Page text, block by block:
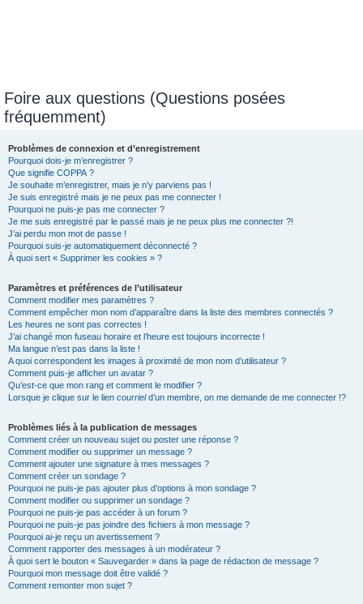
Foire aux questions (Questions posées
fréquemment)
Problèmes de connexion et d’enregistrement
Pourquoi dois-je m’enregistrer ?
Que signifie COPPA ?
Je souhaite m’enregistrer, mais je n’y parviens pas !
Je suis enregistré mais je ne peux pas me connecter !
Pourquoi ne puis-je pas me connecter ?
Je me suis enregistré par le passé mais je ne peux plus me connecter ?!
J’ai perdu mon mot de passe !
Pourquoi suis-je automatiquement déconnecté ?
À quoi sert « Supprimer les cookies » ?
Paramètres et préférences de l’utilisateur
Comment modifier mes paramètres ?
Comment empêcher mon nom d’apparaître dans la liste des membres connectés ?
Les heures ne sont pas correctes !
J’ai changé mon fuseau horaire et l’heure est toujours incorrecte !
Ma langue n’est pas dans la liste !
A quoi correspondent les images à proximité de mon nom d’utilisateur ?
Comment puis-je afficher un avatar ?
Qu’est-ce que mon rang et comment le modifier ?
Lorsque je clique sur le lien courrield’un membre, on me demande de me connecter !?
Problèmes liés à la publication de messages
Comment créer un nouveau sujet ou poster une réponse ?
Comment modifier ou supprimer un message ?
Comment ajouter une signature à mes messages ?
Comment créer un sondage ?
Pourquoi ne puis-je pas ajouter plus d’options à mon sondage ?
Comment modifier ou supprimer un sondage ?
Pourquoi ne puis-je pas accéder à un forum ?
Pourquoi ne puis-je pas joindre des fichiers à mon message ?
Pourquoi ai-je reçu un avertissement ?
Comment rapporter des messages à un modérateur ?
À quoi sert le bouton « Sauvegarder » dans la page de rédaction de message ?
Pourquoi mon message doit être validé ?
Comment remonter mon sujet ?